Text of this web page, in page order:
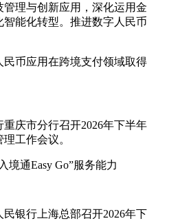
理与创新应用，深化运用金
能化转型。推进数字人民币
币应用在跨境支付领域取得
庆市分行召开2026年下半年
工作会议。
境通Easy Go”服务能力
民银行上海总部召开2026年下